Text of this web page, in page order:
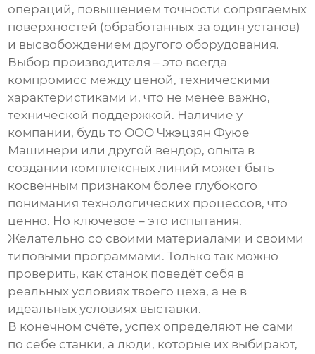
операций, повышением точности сопрягаемых
поверхностей (обработанных за один установ)
и высвобождением другого оборудования.
Выбор производителя – это всегда
компромисс между ценой, техническими
характеристиками и, что не менее важно,
технической поддержкой. Наличие у
компании, будь то ООО Чжэцзян Фуюе
Машинери или другой вендор, опыта в
создании комплексных линий может быть
косвенным признаком более глубокого
понимания технологических процессов, что
ценно. Но ключевое – это испытания.
Желательно со своими материалами и своими
типовыми программами. Только так можно
проверить, как станок поведёт себя в
реальных условиях твоего цеха, а не в
идеальных условиях выставки.
В конечном счёте, успех определяют не сами
по себе станки, а люди, которые их выбирают,